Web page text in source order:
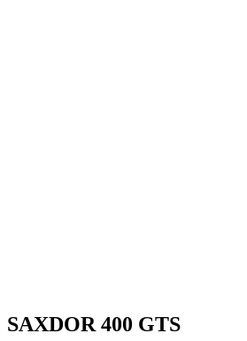
SAXDOR 400 GTS